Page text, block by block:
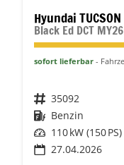
Hyundai TUCSON
Black Ed DCT
sofort lieferbar
Fahrzeugnr. 35092
Kraftstoff Benzin
Leistung 110 kW (150 PS)
27.04.2026